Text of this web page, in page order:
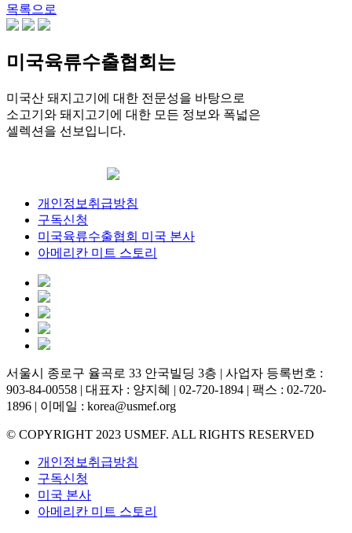
목록으로
미국육류수출협회는
미국산 돼지고기에 대한 전문성을 바탕으로
소고기와 돼지고기에 대한 모든 정보와 폭넓은
셀렉션을 선보입니다.
개인정보취급방침
구독신청
미국육류수출협회 미국 본사
아메리칸 미트 스토리
서울시 종로구 율곡로 33 안국빌딩 3층 | 사업자 등록번호 :
903-84-00558 | 대표자 : 양지혜 | 02-720-1894 | 팩스 : 02-720-
1896 | 이메일 : korea@usmef.org
© COPYRIGHT 2023 USMEF. ALL RIGHTS RESERVED
개인정보취급방침
구독신청
미국 본사
아메리칸 미트 스토리